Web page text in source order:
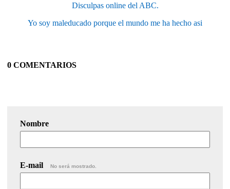
Disculpas online del ABC.
Yo soy maleducado porque el mundo me ha hecho asi
0 COMENTARIOS
Nombre
E-mail No será mostrado.